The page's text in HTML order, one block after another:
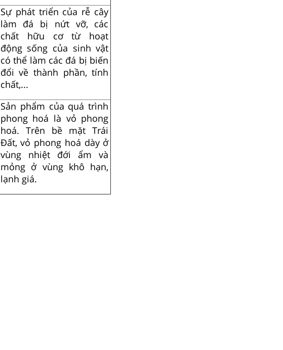
Sự phát triển của rễ cây
làm đá bị nứt vỡ, các
chất hữu cơ từ hoạt
động sống của sinh vật
có thể làm các đá bị biến
đổi về thành phần, tính
chất,...
Sản phẩm của quá trình
phong hoá là vỏ phong
hoá. Trên bề mặt Trái
Đất, vỏ phong hoá dày ở
vùng nhiệt đới ẩm và
mỏng ở vùng khô hạn,
lạnh giá.